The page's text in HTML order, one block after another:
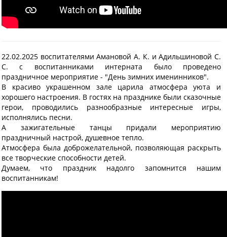
22.02.2025 воспитателями Амановой А. К. и Адильшиновой С.
С. с воспитанниками интерната было проведено
праздничное мероприятие - "День зимних именинников".
В красиво украшенном зале царила атмосфера уюта и
хорошего настроения. В гостях на празднике были сказочные
герои, проводились разнообразные интересные игры,
исполнялись песни.
А зажигательные танцы придали мероприятию
праздничный настрой, душевное тепло.
Атмосфера была доброжелательной, позволяющая раскрыть
все творческие способности детей.
Думаем, что праздник надолго запомнится нашим
воспитанникам!